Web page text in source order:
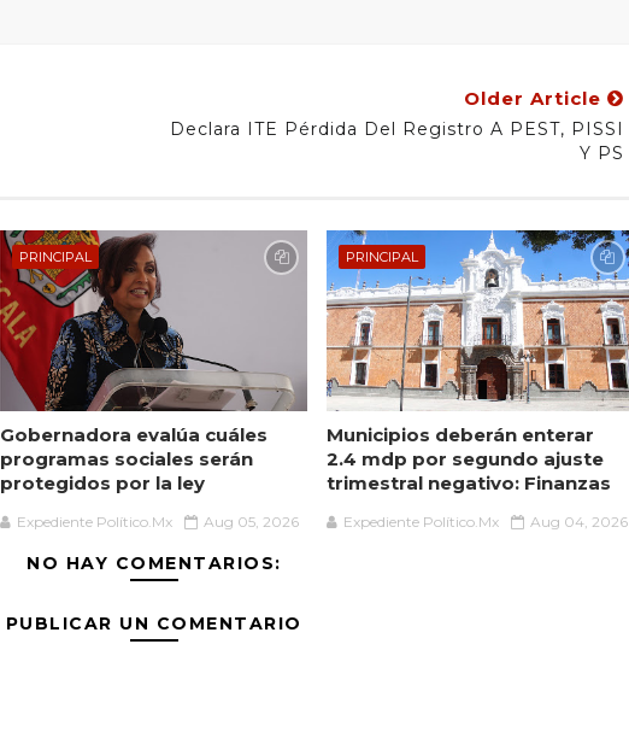
Older Article
Declara ITE Pérdida Del Registro A PEST, PISSI
Y PS
PRINCIPAL
Gobernadora evalúa cuáles
programas sociales serán
protegidos por la ley
Expediente Político.Mx Aug 05, 2026
PRINCIPAL
Municipios deberán enterar
2.4 mdp por segundo ajuste
trimestral negativo: Finanzas
Expediente Político.Mx Aug 04, 2026
NO HAY COMENTARIOS:
PUBLICAR UN COMENTARIO